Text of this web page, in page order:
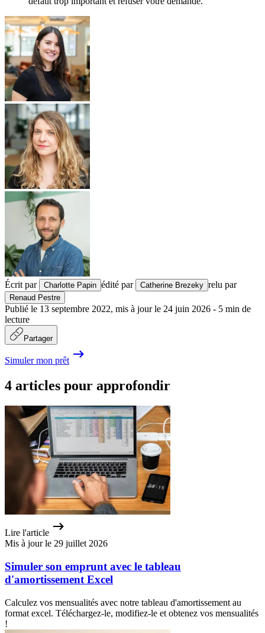
Écrit par Charlotte Papin édité par Catherine Brezeky relu par
Renaud Pestre
Publié le 13 septembre 2022, mis à jour le 24 juin 2026 - 5 min de
lecture
Partager
Simuler mon prêt
4 articles pour approfondir
Lire l'article
Mis à jour le 29 juillet 2026
Simuler son emprunt avec le tableau
d'amortissement Excel
Calculez vos mensualités avec notre tableau d'amortissement au
format excel. Téléchargez-le, modifiez-le et obtenez vos mensualités
!